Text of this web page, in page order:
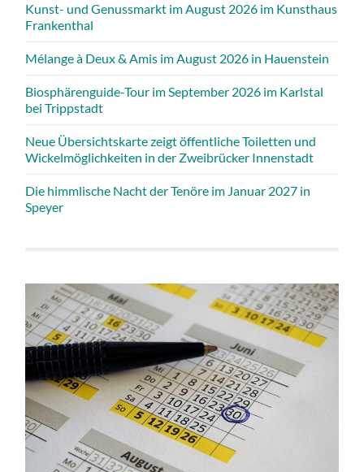
Kunst- und Genussmarkt im August 2026 im Kunsthaus
Frankenthal
Mélange à Deux & Amis im August 2026 in Hauenstein
Biosphärenguide-Tour im September 2026 im Karlstal
bei Trippstadt
Neue Übersichtskarte zeigt öffentliche Toiletten und
Wickelmöglichkeiten in der Zweibrücker Innenstadt
Die himmlische Nacht der Tenöre im Januar 2027 in
Speyer